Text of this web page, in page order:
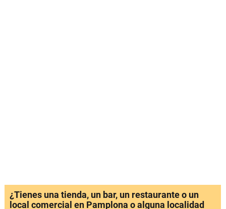
¿Tienes una tienda, un bar, un restaurante o un
local comercial en Pamplona o alguna localidad